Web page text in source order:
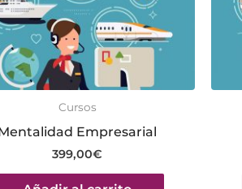
Cursos
Empresarial
399,00€